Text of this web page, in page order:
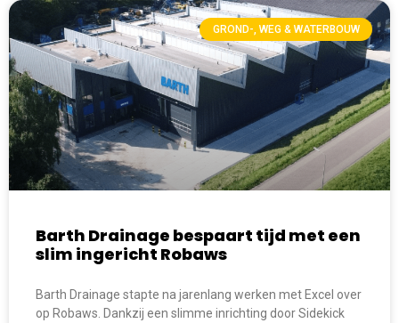
GROND-, WEG & WATERBOUW
Barth Drainage bespaart tijd met een
slim ingericht Robaws
Barth Drainage stapte na jarenlang werken met Excel over
op Robaws. Dankzij een slimme inrichting door Sidekick